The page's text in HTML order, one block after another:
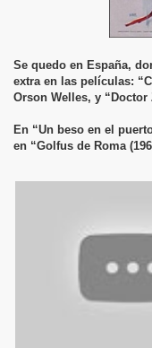
Se quedo en España,
extra en las películas:
Orson Welles, y “Doctor
En “Un beso en el
en “Golfus de Roma